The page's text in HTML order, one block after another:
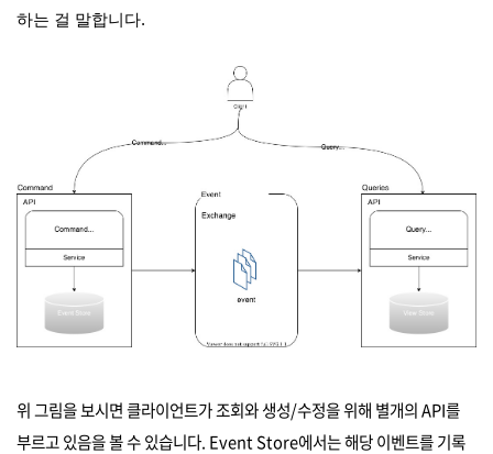
하는 걸 말합니다.
위 그림을 보시면 클라이언트가 조회와 생성/수정을 위해 별개의 API를
부르고 있음을 볼 수 있습니다. Event Store에서는 해당 이벤트를 기록